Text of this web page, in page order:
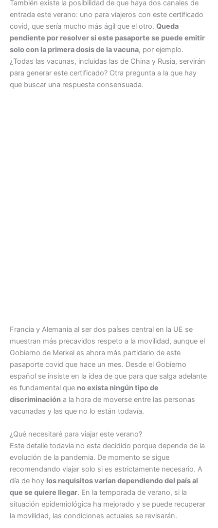
También existe la posibilidad de que haya dos canales de
entrada este verano: uno para viajeros con este certificado
covid, que sería mucho más ágil que el otro. Queda
pendiente por resolver si este pasaporte se puede emitir
solo con la primera dosis de la vacuna, por ejemplo.
¿Todas las vacunas, incluidas las de China y Rusia, servirán
para generar este certificado? Otra pregunta a la que hay
que buscar una respuesta consensuada.
Francia y Alemania al ser dos países central en la UE se
muestran más precavidos respeto a la movilidad, aunque el
Gobierno de Merkel es ahora más partidario de este
pasaporte covid que hace un mes. Desde el Gobierno
español se insiste en la idea de que para que salga adelante
es fundamental que no exista ningún tipo de
discriminación a la hora de moverse entre las personas
vacunadas y las que no lo están todavía.
¿Qué necesitaré para viajar este verano?
Este detalle todavía no esta decidido porque depende de la
evolución de la pandemia. De momento se sigue
recomendando viajar solo si es estrictamente necesario. A
día de hoy los requisitos varían dependiendo del país al
que se quiere llegar. En la temporada de verano, si la
situación epidemiológica ha mejorado y se puede recuperar
la movilidad, las condiciones actuales se revisarán.